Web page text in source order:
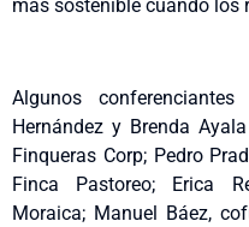
más sostenible cuando los
Algunos
Hernández y Brenda
Finqueras Corp; Pedro
Finca Pastoreo; Erica
Moraica; Manuel Báez,